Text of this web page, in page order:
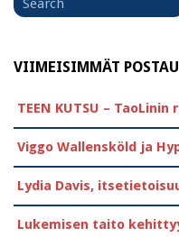
for
VIIMEISIMMÄT
TEEN KUTSU –
Viggo Wallensköld ja
Lydia Davis,
Lukemisen taito